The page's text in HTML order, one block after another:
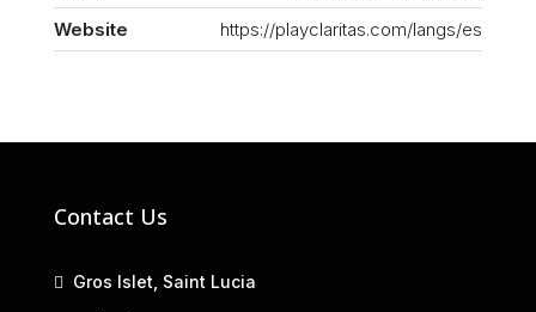
Website
https://playclaritas.com/langs/es
Contact Us
Gros Islet, Saint Lucia